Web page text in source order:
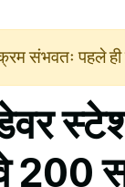
संभवतः पहले ही